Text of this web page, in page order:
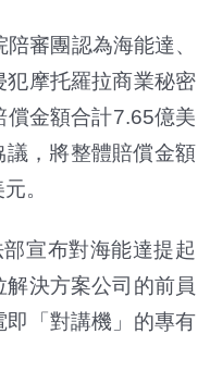
審團認為海能達、
摩托羅拉商業秘密
償金額合計7.65億美
，將整體賠償金額
。
宣布對海能達提起
決方案公司的前員
「對講機」的專有